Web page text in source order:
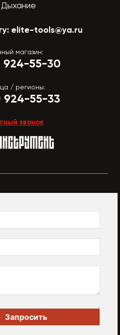
elite-tools@ya.ru
магазин:
924-55-30
/ регионы:
924-55-33
звонок